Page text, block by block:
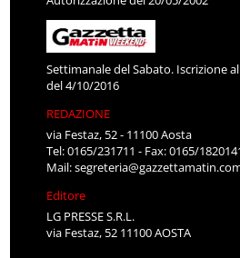
Settimanale del Sabato. Iscrizione
del 4/10/2016
REDAZIONE
via Festaz, 52 - 11100 Aosta
Tel: 0165/231711 - Fax: 0165/
Mail:
Editore
LG PRESSE S.R.L.
via Festaz, 52 11100 AOSTA